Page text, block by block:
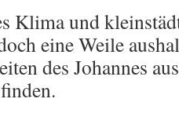
Klima und
eine Weile
des Johannes